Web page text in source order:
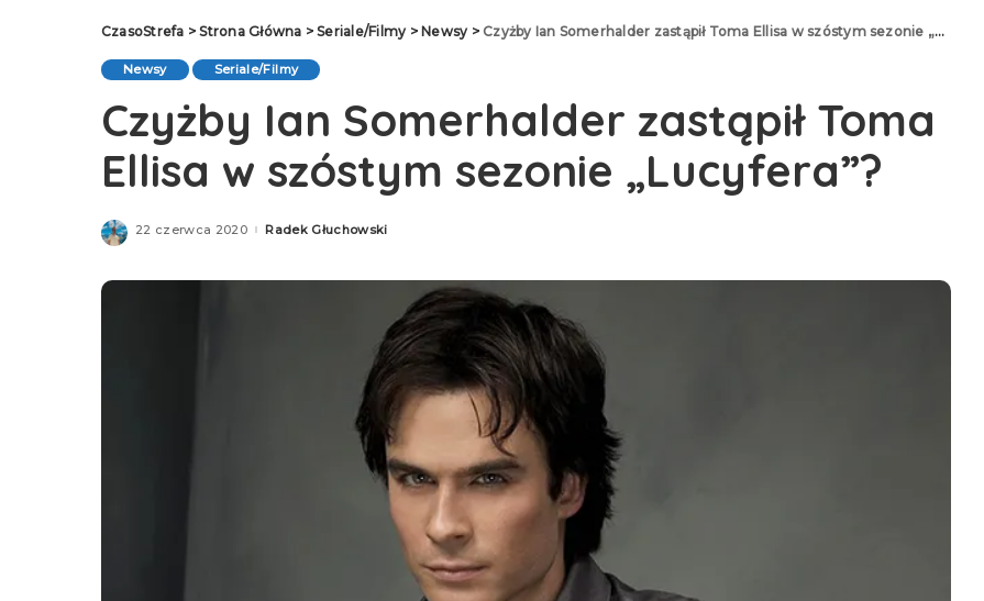
CzasoStrefa >Strona Główna >Seriale/Filmy> Newsy> Czyżby Ian Somerhalder zastąpił Toma Ellisa w szóstym sezonie „Lucyfera”?
Newsy Seriale/Filmy
Czyżby Ian Somerhalder zastąpił Toma
Ellisa w szóstym sezonie „Lucyfera”?
22 czerwca 2020Posted
Radek Głuchowski